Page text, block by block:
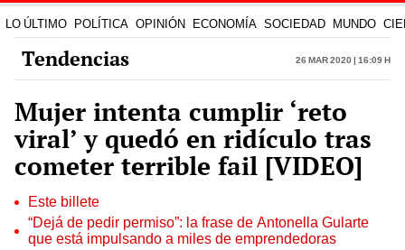
LO ÚLTIMO POLÍTICA OPINIÓN ECONOMÍA SOCIEDAD MUNDO
Tendencias 26 Mar 2020 | 16:09 h
Mujer intenta cumplir ‘reto
viral’ y quedó en ridículo tras
cometer terrible fail [VIDEO]
Este billete
“Dejá de pedir permiso”: la frase de Antonella Gularte
que está impulsando a miles de emprendedoras